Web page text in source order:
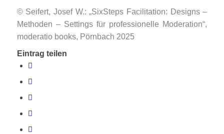
© Seifert, Josef W.: „SixSteps Facilitation: Designs –
Methoden – Settings für professionelle Moderation“,
moderatio books, Pörnbach 2025
Eintrag teilen